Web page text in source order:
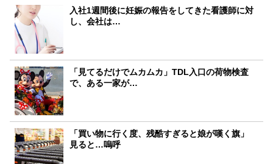
入社1週間後に妊娠の報告をしてきた看護師に対
し、会社は…
「見てるだけでムカムカ」TDL入口の荷物検査
で、ある一家が…
「買い物に行く度、残酷すぎると娘が嘆く旗」
見ると…嗚呼